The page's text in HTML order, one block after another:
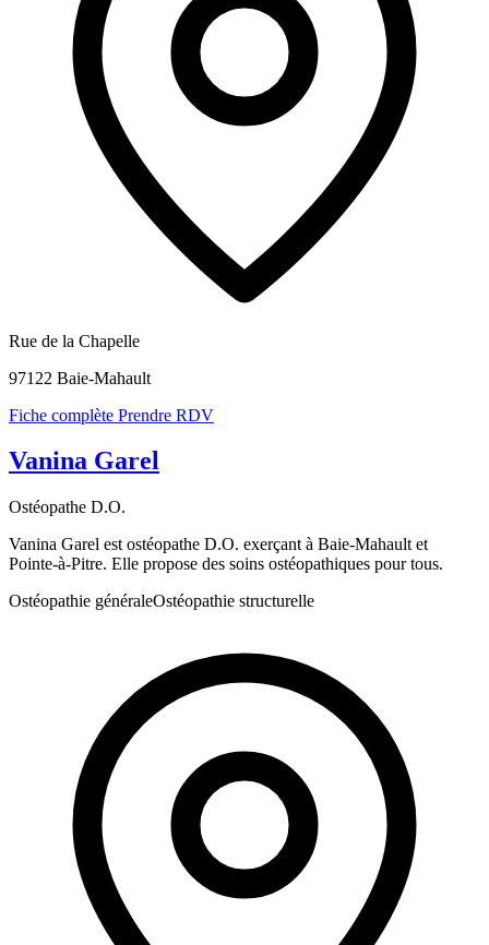
Rue de la Chapelle
97122 Baie-Mahault
Fiche complète Prendre RDV
Vanina Garel
Ostéopathe D.O.
Vanina Garel est ostéopathe D.O. exerçant à Baie-Mahault et
Pointe-à-Pitre. Elle propose des soins ostéopathiques pour tous.
Ostéopathie généraleOstéopathie structurelle